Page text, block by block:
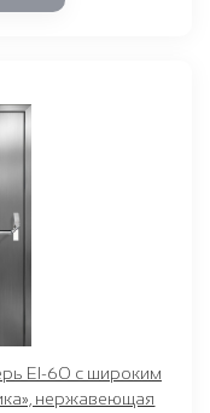
EI-60 с широким
нержавеющая